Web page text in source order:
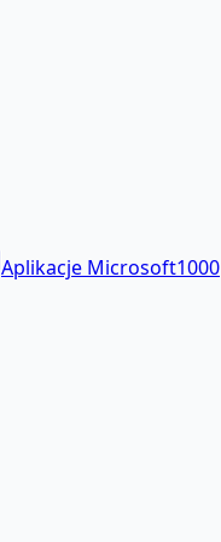
Aplikacje Microsoft1000